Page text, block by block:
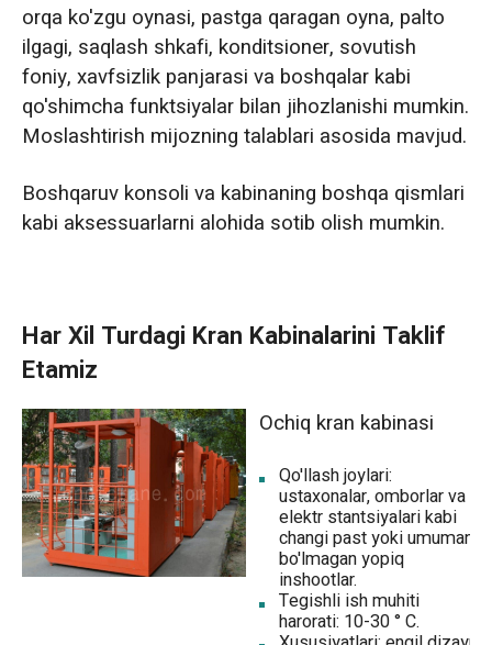
orqa ko'zgu oynasi, pastga qaragan oyna, palto
ilgagi, saqlash shkafi, konditsioner, sovutish
foniy, xavfsizlik panjarasi va boshqalar kabi
qo'shimcha funktsiyalar bilan jihozlanishi mumkin.
Moslashtirish mijozning talablari asosida mavjud.
Boshqaruv konsoli va kabinaning boshqa qismlari
kabi aksessuarlarni alohida sotib olish mumkin.
Har Xil Turdagi Kran Kabinalarini Taklif
Etamiz
Ochiq kran kabinasi
Qo'llash joylari:
ustaxonalar, omborlar va
elektr stantsiyalari kabi
changi past yoki umuman
bo'lmagan yopiq
inshootlar.
Tegishli ish muhiti
harorati: 10-30 ° C.